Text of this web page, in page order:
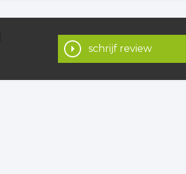
schrijf review